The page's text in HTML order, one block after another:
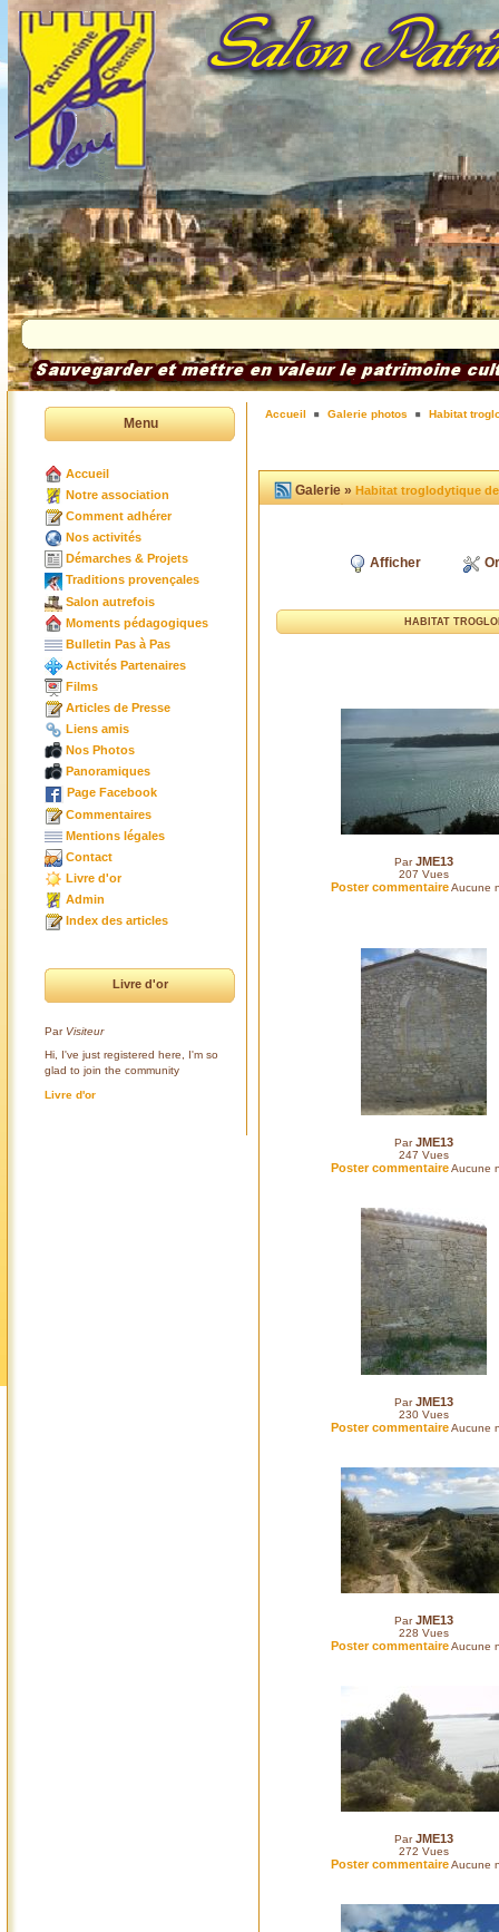
Menu
Accueil
Notre association
Comment adhérer
Nos activités
Démarches & Projets
Traditions provençales
Salon autrefois
Moments pédagogiques
Bulletin Pas à Pas
Activités Partenaires
Films
Articles de Presse
Liens amis
Nos Photos
Panoramiques
Page Facebook
Commentaires
Mentions légales
Contact
Livre d'or
Admin
Index des articles
Livre d'or
Par Visiteur
Hi, I've just registered here, I'm so
glad to join the community
Livre d'or
Accueil Galerie photos Habitat
Galerie »Habitat troglodytique
Afficher
HABITAT
ParJME13
207 Vues
Poster commentaireAucune
ParJME13
247 Vues
Poster commentaireAucune
ParJME13
230 Vues
Poster commentaireAucune
ParJME13
228 Vues
Poster commentaireAucune
ParJME13
272 Vues
Poster commentaireAucune